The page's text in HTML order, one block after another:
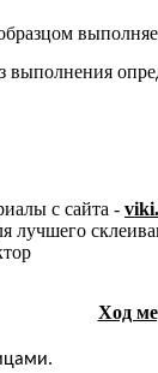
выполнения
с сайта -
лучшего
Ход